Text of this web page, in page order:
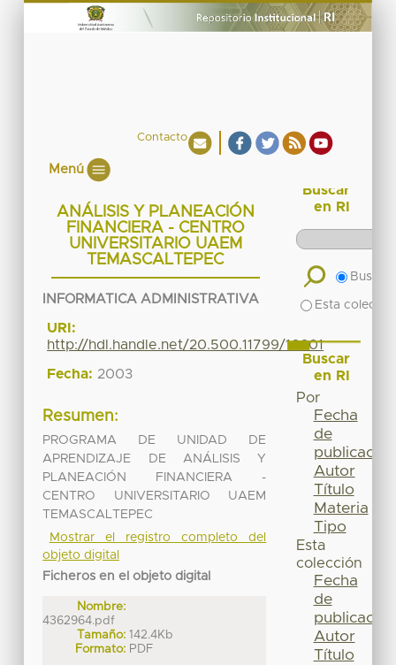
Contacto
Menú
ANÁLISIS Y PLANEACIÓN
FINANCIERA - CENTRO
UNIVERSITARIO UAEM
TEMASCALTEPEC
INFORMATICA ADMINISTRATIVA
URI:
http://hdl.handle.net/20.500.11799/16601
Fecha: 2003
Resumen:
PROGRAMA DE UNIDAD DE
APRENDIZAJE DE ANÁLISIS Y
PLANEACIÓN FINANCIERA -
CENTRO UNIVERSITARIO UAEM
TEMASCALTEPEC
Mostrar el registro completo del
objeto digital
Ficheros en el objeto digital
Nombre:
4362964.pdf
Tamaño: 142.4Kb
Formato: PDF
Buscar
en RI
Buscar
Esta
Buscar
en RI
Por
Fecha
de
publicación
Autor
Título
Materia
Tipo
Esta
colección
Fecha
de
publicación
Autor
Título